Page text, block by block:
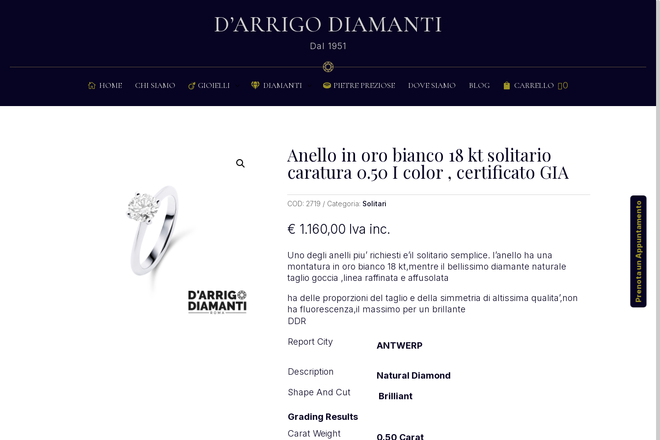
D’ARRIGO DIAMANTI
Dal 1951
 HOME CHI SIAMO  GIOIELLI  DIAMANTI  PIETRE PREZIOSE DOVE SIAMO BLOG  CARRELLO 0
Anello in oro bianco 18 kt solitario
caratura 0.50 I color , certificato GIA
COD: 2719 Categoria: Solitari
€ 1.160,00 Iva inc.
Uno degli anelli piu’ richiesti e’il solitario semplice. l’anello ha una
montatura in oro bianco 18 kt,mentre il bellissimo diamante naturale
taglio goccia ,linea raffinata e affusolata
ha delle proporzioni del taglio e della simmetria di altissima qualita’,non
ha fluorescenza,il massimo per un brillante
DDR
Report City
ANTWERP
Description
Natural Diamond
Shape And Cut
Brilliant
Grading Results
Carat Weight
0.50 Carat
Prenota un Appuntamento